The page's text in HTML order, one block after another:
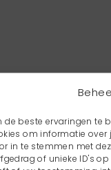
de beste ervaringen te
om informatie
in te stemmen met
of unieke ID's